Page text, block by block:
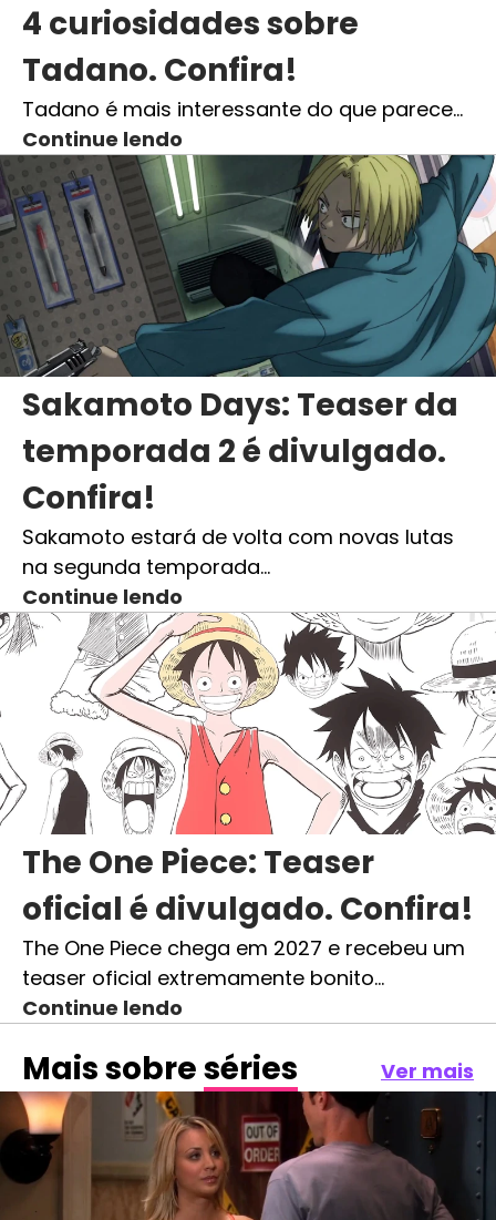
4 curiosidades sobre
Tadano. Confira!
Tadano é mais interessante do que parece…
Continue lendo
Sakamoto Days: Teaser da
temporada 2 é divulgado.
Confira!
Sakamoto estará de volta com novas lutas
na segunda temporada…
Continue lendo
The One Piece: Teaser
oficial é divulgado. Confira!
The One Piece chega em 2027 e recebeu um
teaser oficial extremamente bonito…
Continue lendo
Mais sobreséries Ver mais